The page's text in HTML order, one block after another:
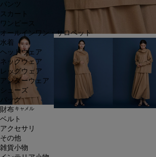
パンツ
スカート
ワンピース
オールインワン・サロペット
水着
ヘッドウェア
ネックウェア
レッグウェア
アンダーウェア
シューズ
バッグ
財布
ベルト
アクセサリ
その他
雑貨小物
キャメル